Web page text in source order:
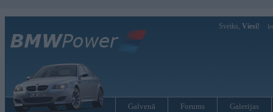
Sveiks, Viesi!
Galvenā Forums Galerijas